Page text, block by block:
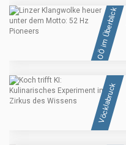
OÖ im Überblick
Vöcklabruck